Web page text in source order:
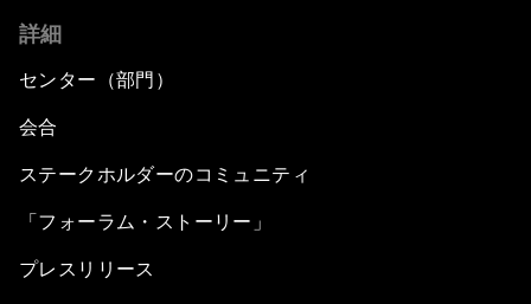
詳細
センター（部門）
会合
ステークホルダーのコミュニティ
「フォーラム・ストーリー」
プレスリリース